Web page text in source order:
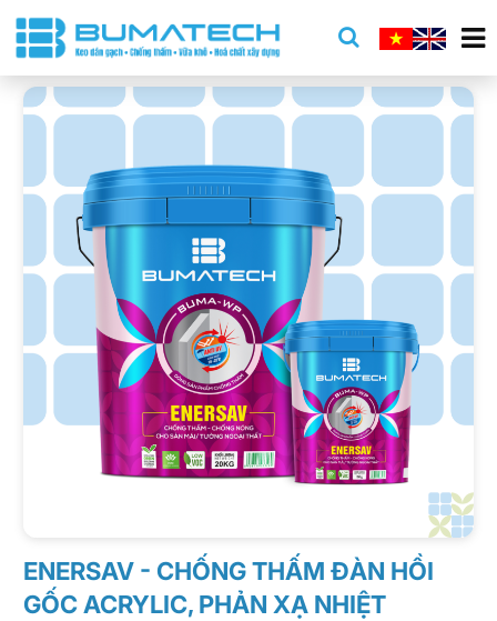
ENERSAV - CHỐNG THẤM ĐÀN HỒI
GỐC ACRYLIC, PHẢN XẠ NHIỆT